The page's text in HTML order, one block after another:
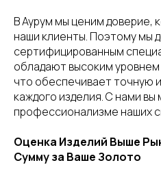
В Аурум мы ценим доверие,
наши клиенты. Поэтому мы
сертифицированным
обладают высоким
что обеспечивает точную
каждого изделия. С нами
профессионализме наших
Оценка Изделий Выше
Сумму за Ваше Золото